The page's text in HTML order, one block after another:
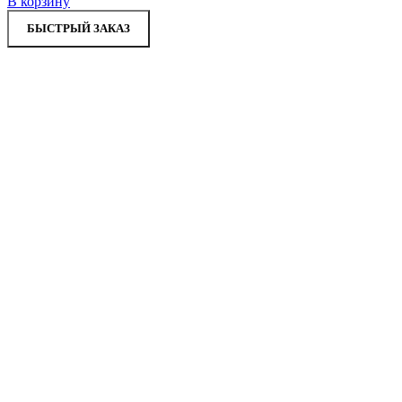
БЫСТРЫЙ ЗАКАЗ